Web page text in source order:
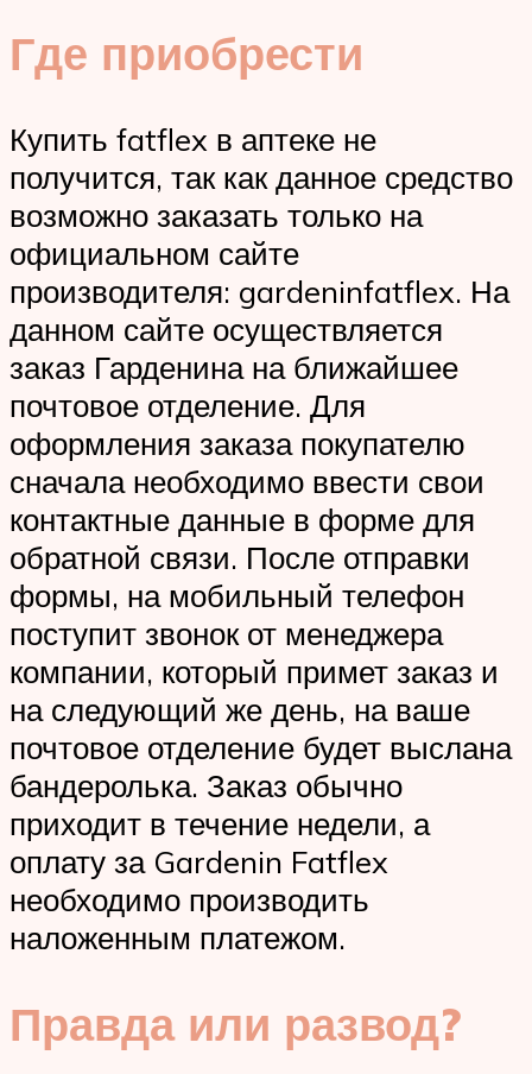
Где приобрести
Купить fatflex в аптеке не
получится, так как данное средство
возможно заказать только на
официальном сайте
производителя: gardeninfatflex. На
данном сайте осуществляется
заказ Гарденина на ближайшее
почтовое отделение. Для
оформления заказа покупателю
сначала необходимо ввести свои
контактные данные в форме для
обратной связи. После отправки
формы, на мобильный телефон
поступит звонок от менеджера
компании, который примет заказ и
на следующий же день, на ваше
почтовое отделение будет выслана
бандеролька. Заказ обычно
приходит в течение недели, а
оплату за Gardenin Fatflex
необходимо производить
наложенным платежом.
Правда или развод?